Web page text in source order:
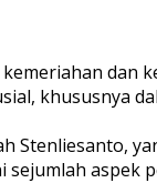
dan
khususnya
Stenliesanto,
sejumlah aspek